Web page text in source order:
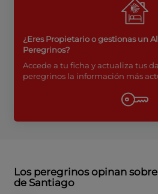
¿Eres Propietario o gestionas un
Peregrinos?
Accede a tu ficha y actualiza tus
peregrinos la información más
Los peregrinos opinan
de Santiago